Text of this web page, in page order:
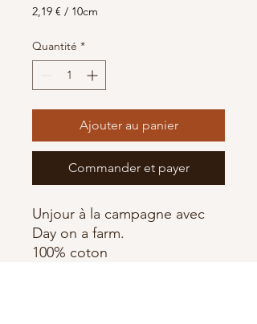
2,19 € / 10cm
pour
10
Centimètres
Quantité *
Ajouter au panier
Commander et payer
Unjour à la campagne avec
Day on a farm.
100% coton